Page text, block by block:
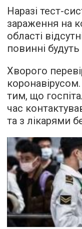
Наразі тест-
зараження на
області
повинні
Хворого
тим, що
час
та з лікарями